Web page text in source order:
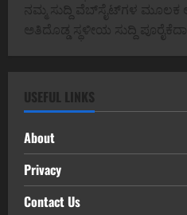
ನಮ್ಮ ಸುದ್ದಿ ವೆಬ್‌ಸೈಟ್‌ಗಳ ಮೂಲಕ
ಅತಿದೊಡ್ಡ ಸ್ಥಳೀಯ ಸುದ್ದಿ
USEFUL LINKS
About
Privacy
Contact Us